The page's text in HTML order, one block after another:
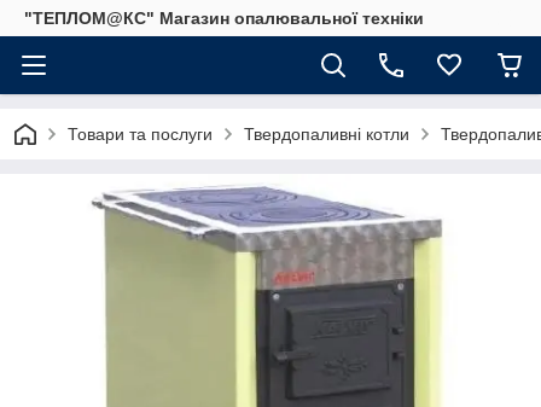
"ТЕПЛОМ@КС" Магазин опалювальної техніки
Товари та послуги Твердопаливні котли